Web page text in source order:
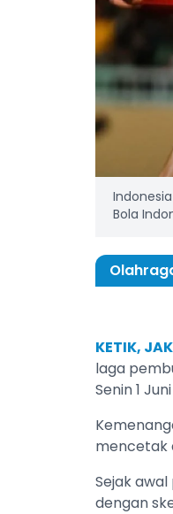
Bola
KETIK,
laga
Senin 1
mencetak
Sejak
dengan